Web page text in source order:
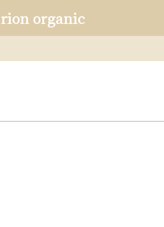
rion organic